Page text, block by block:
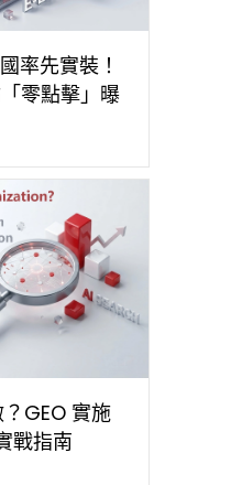
率先實裝！
零點擊」曝
GEO 實施
戰指南